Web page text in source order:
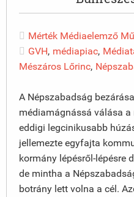
Mérték Médiaelemző
GVH, médiapiac,
Mészáros Lőrinc,
A Népszabadság
médiamágnássá válása
eddigi legcinikusabb
jellemezte egyfajta
kormány lépésről-lépésre
de mintha a
botrány lett volna a cél.